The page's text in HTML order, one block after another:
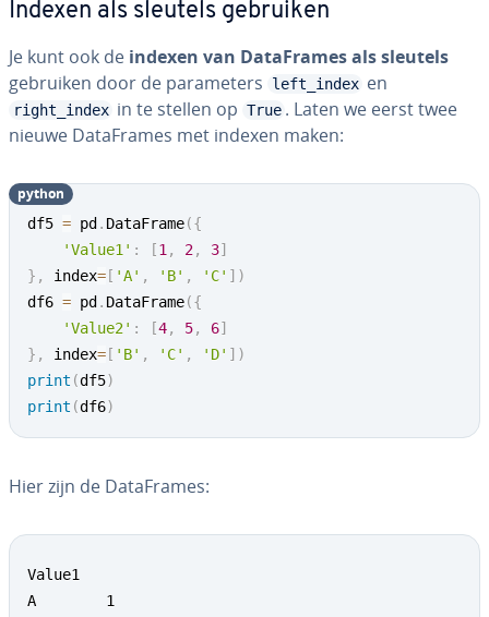
Indexen als sleutels gebruiken
Je kunt ook de indexen van Da­taF­ra­mes als sleutels
gebruiken door de pa­ra­me­ters
left_index en
right_index in te stellen op True . Laten we eerst twee
nieuwe Da­taF­ra­mes met indexen maken:
df5 = pd . DataFrame({
'Value1' : [1 , 2, 3]
} , index= [ 'A' , 'B' , 'C' ] )
df6 = pd . DataFrame({
'Value2' : [4, 5, 6]
} , index= [ 'B' , 'C' , 'D' ] )
print (df5)
print (df6)
python
Hier zijn de Da­taF­ra­mes:
Value1
A        1